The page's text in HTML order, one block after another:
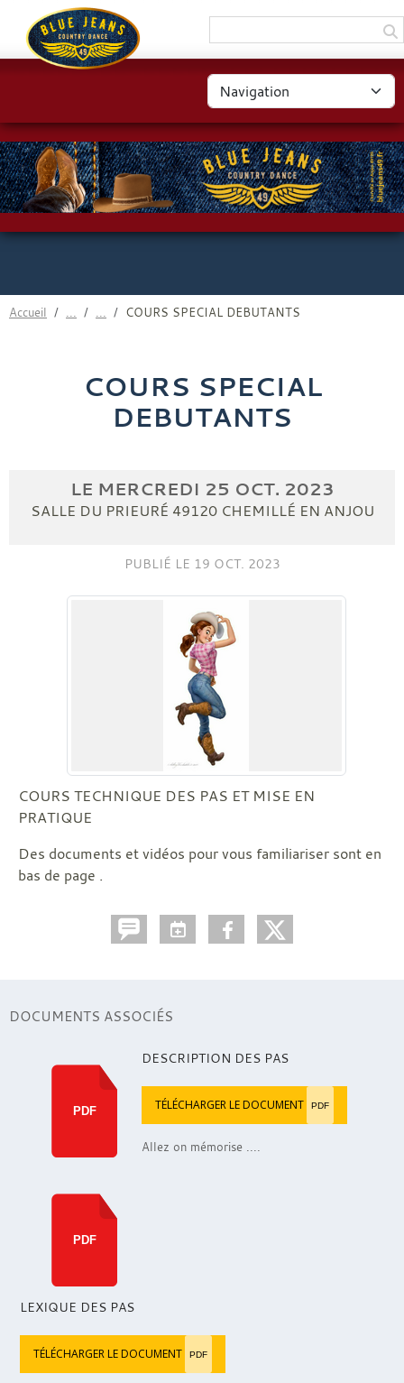
Accueil COURS SPECIAL DEBUTANTS
COURS SPECIAL
DEBUTANTS
LE MERCREDI 25 OCT. 2023
SALLE DU PRIEURÉ 49120 CHEMILLÉ EN ANJOU
PUBLIÉ LE 19 OCT. 2023
COURS TECHNIQUE DES PAS ET MISE EN
PRATIQUE
Des documents et vidéos pour vous familiariser sont en
bas de page .
DOCUMENTS ASSOCIÉS
PDF
DESCRIPTION DES PAS
TÉLÉCHARGER LE DOCUMENT PDF
Allez on mémorise ....
PDF
LEXIQUE DES PAS
TÉLÉCHARGER LE DOCUMENT PDF
Panneau de gestion des cookies